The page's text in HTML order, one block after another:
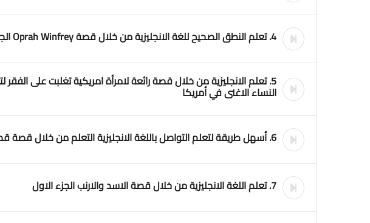
4. تعلم النطق الصحيح للغة الانجليزية من خلال قصة Oprah Winfrey الجزء الثاني
5. تعلم الانجليزية من خلال قصة رائعة لامرأة امريكية تغلبت على
النساء الاغنى في أمريكا
6. أسهل طريقة لتعلم التواصل باللغة الانجليزية التعلم من خلال قصة قصيرة
7. تعلم اللغة الانجليزية من خلال قصة الاسد والارنب الجزء الاول